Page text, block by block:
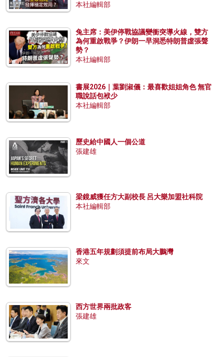
本社編輯部
兔主席：美伊停戰協議變衝突導火線，雙方
為何重啟戰爭？伊朗一早洞悉特朗普虛張聲
勢？
本社編輯部
書展2026｜葉劉淑儀：最喜歡姐姐角色 無官
職說話包袱少
本社編輯部
歷史給中國人一個公道
張建雄
梁鏡威獲任方大副校長 呂大樂加盟社科院
本社編輯部
香港五年規劃須提前布局大鵬灣
來文
西方世界兩批政客
張建雄